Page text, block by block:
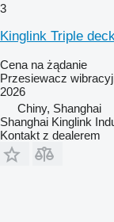
3
Kinglink Triple
Cena na żądanie
Przesiewacz
2026
Chiny, Shanghai
Shanghai Kinglink
Kontakt z dealerem